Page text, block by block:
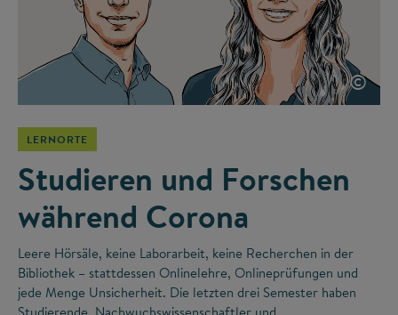
©
LERNORTE
Studieren und Forschen
während Corona
Leere Hörsäle, keine Laborarbeit, keine Recherchen in der
Bibliothek – stattdessen Onlinelehre, Onlineprüfungen und
jede Menge Unsicherheit. Die letzten drei Semester haben